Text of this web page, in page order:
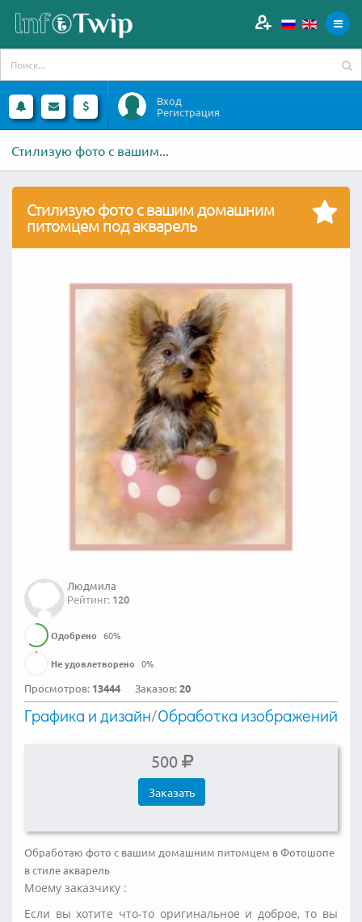
Вход
Регистрация
Стилизую фото с вашим...
Стилизую фото с вашим домашним
питомцем под акварель
Людмила
Рейтинг: 120
Одобрено 60%
Не удовлетворено 0%
Просмотров: 13444 Заказов:20
Графика и дизайн/Обработка изображений
500
Заказать
Обработаю фото с вашим домашним питомцем в Фотошопе
в стиле акварель
Моему заказчику :
Если вы хотите что-то оригинальное и доброе, то вы